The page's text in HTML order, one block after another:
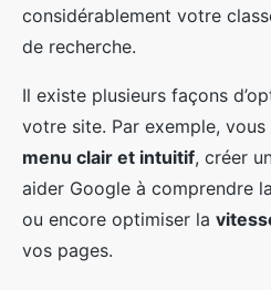
considérablement votre
de recherche.
Il existe plusieurs façons
votre site. Par exemple,
menu clair et intuitif, créer
aider Google à comprendre
ou encore optimiser la
vos pages.